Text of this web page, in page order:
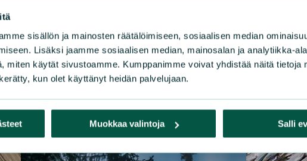
sisällön ja mainosten räätälöimiseen, sosiaalisen median
Lisäksi jaamme sosiaalisen median, mainosalan ja analytiikka-
miten käytät sivustoamme. Kumppanimme voivat yhdistää näitä tietoja
kun olet käyttänyt heidän palvelujaan.
Muokkaa valintoja Salli